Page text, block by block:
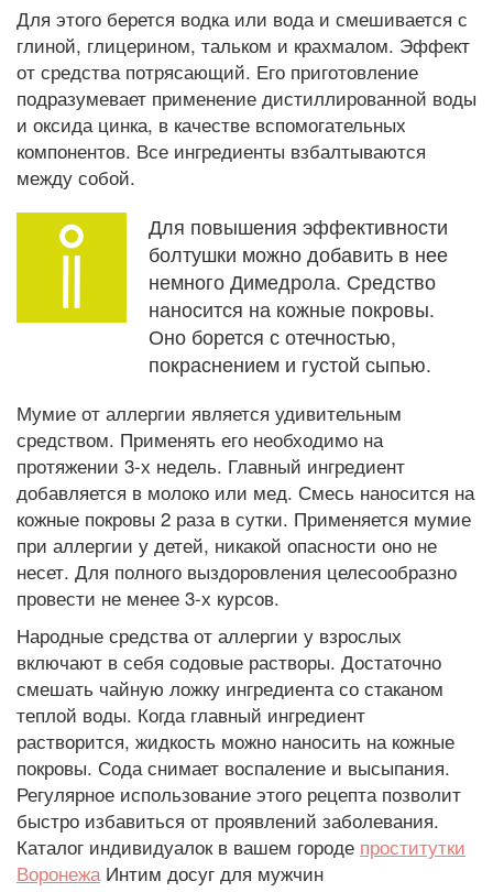
Для этого берется водка или вода и смешивается с
глиной, глицерином, тальком и крахмалом. Эффект
от средства потрясающий. Его приготовление
подразумевает применение дистиллированной воды
и оксида цинка, в качестве вспомогательных
компонентов. Все ингредиенты взбалтываются
между собой.
Для повышения эффективности
болтушки можно добавить в нее
немного Димедрола. Средство
наносится на кожные покровы.
Оно борется с отечностью,
покраснением и густой сыпью.
Мумие от аллергии является удивительным
средством. Применять его необходимо на
протяжении 3-х недель. Главный ингредиент
добавляется в молоко или мед. Смесь наносится на
кожные покровы 2 раза в сутки. Применяется мумие
при аллергии у детей, никакой опасности оно не
несет. Для полного выздоровления целесообразно
провести не менее 3-х курсов.
Народные средства от аллергии у взрослых
включают в себя содовые растворы. Достаточно
смешать чайную ложку ингредиента со стаканом
теплой воды. Когда главный ингредиент
растворится, жидкость можно наносить на кожные
покровы. Сода снимает воспаление и высыпания.
Регулярное использование этого рецепта позволит
быстро избавиться от проявлений заболевания.
Каталог индивидуалок в вашем городе проститутки
ВоронежаИнтим досуг для мужчин